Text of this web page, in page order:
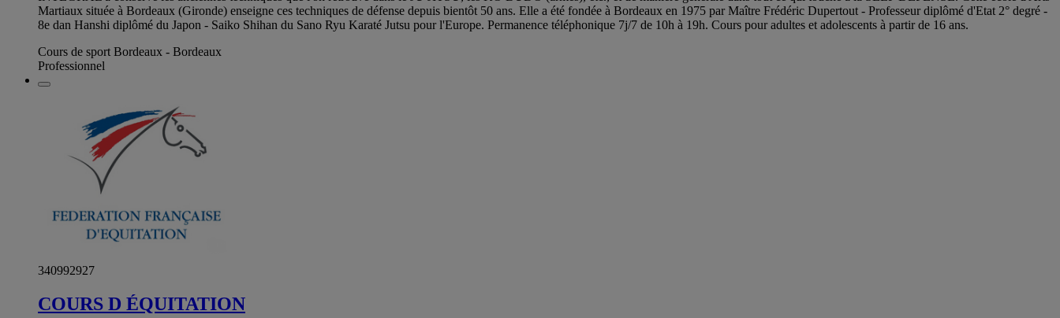
Martiaux située à Bordeaux (Gironde) enseigne ces techniques de défense depuis bientôt 50 ans. Elle a été fondée à Bordeaux en 1975 par Maître Frédéric Dupertout - Professeur diplômé d'Etat 2° degré -
8e dan Hanshi diplômé du Japon - Saiko Shihan du Sano Ryu Karaté Jutsu pour l'Europe. Permanence téléphonique 7j/7 de 10h à 19h. Cours pour adultes et adolescents à partir de 16 ans.
Cours de sport Bordeaux - Bordeaux
Professionnel
340992927
COURS D ÉQUITATION